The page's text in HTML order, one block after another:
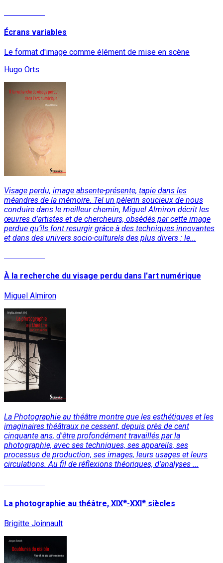
Écrans variables
Le format d'image comme élément de mise en scène
Hugo Orts
Visage perdu, image absente-présente, tapie dans les
méandres de la mémoire. Tel un pèlerin soucieux de nous
conduire dans le meilleur chemin, Miguel Almiron décrit les
œuvres d'artistes et de chercheurs, obsédés par cette image
perdue qu’ils font resurgir grâce à des techniques innovantes
et dans des univers socio-culturels des plus divers : le...
À la recherche du visage perdu dans l'art numérique
Miguel Almiron
La Photographie au théâtre montre que les esthétiques et les
imaginaires théâtraux ne cessent, depuis près de cent
cinquante ans, d'être profondément travaillés par la
photographie, avec ses techniques, ses appareils, ses
processus de production, ses images, leurs usages et leurs
circulations. Au fil de réflexions théoriques, d’analyses ...
La photographie au théâtre, XIXe-XXIe siècles
Brigitte Joinnault